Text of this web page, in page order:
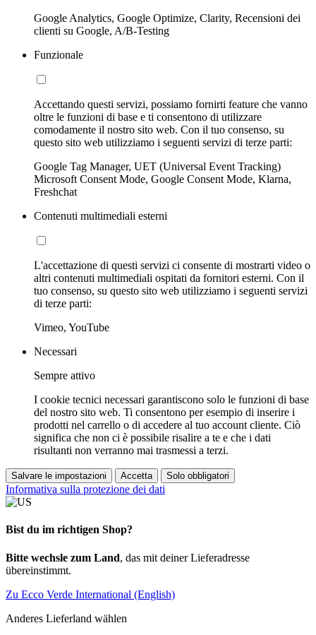
Google Analytics, Google Optimize, Clarity, Recensioni dei
clienti su Google, A/B-Testing
Funzionale
Accettando questi servizi, possiamo fornirti feature che vanno
oltre le funzioni di base e ti consentono di utilizzare
comodamente il nostro sito web. Con il tuo consenso, su
questo sito web utilizziamo i seguenti servizi di terze parti:
Google Tag Manager, UET (Universal Event Tracking)
Microsoft Consent Mode, Google Consent Mode, Klarna,
Freshchat
Contenuti multimediali esterni
L'accettazione di questi servizi ci consente di mostrarti video o
altri contenuti multimediali ospitati da fornitori esterni. Con il
tuo consenso, su questo sito web utilizziamo i seguenti servizi
di terze parti:
Vimeo, YouTube
Necessari
Sempre attivo
I cookie tecnici necessari garantiscono solo le funzioni di base
del nostro sito web. Ti consentono per esempio di inserire i
prodotti nel carrello o di accedere al tuo account cliente. Ciò
significa che non ci è possibile risalire a te e che i dati
risultanti non verranno mai trasmessi a terzi.
Salvare le impostazioni Accetta Solo obbligatori
Informativa sulla protezione dei dati
Bist du im richtigen Shop?
Bitte wechsle zum Land, das mit deiner Lieferadresse
übereinstimmt.
Zu Ecco Verde International (English)
Anderes Lieferland wählen